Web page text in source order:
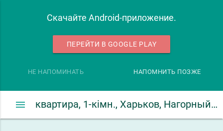
Скачайте Android-приложение.
ПЕРЕЙТИ В GOOGLE PLAY
НЕ НАПОМИНАТЬ НАПОМНИТЬ ПОЗЖЕ
квартира, 1-кімн., Харьков, Нагорный, Динамовская
menu